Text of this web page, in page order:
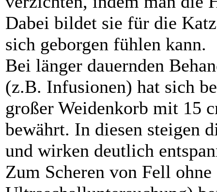
Dabei bildet sie für die
sich geborgen fühlen kann.
Bei länger dauernden
(z.B. Infusionen) hat sich
großer Weidenkorb mit 15
bewährt. In diesen steigen
und wirken deutlich
Zum Scheren von Fell